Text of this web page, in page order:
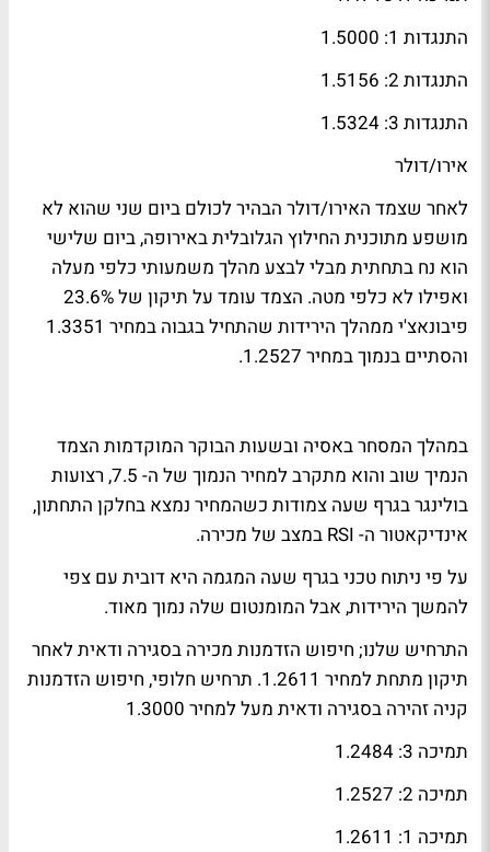
התנגדות 1: 1.5000
התנגדות 2: 1.5156
התנגדות 3: 1.5324
אירו/דולר
לאחר שצמד האירו/דולר הבהיר לכולם ביום שני שהוא לא
מושפע מתוכנית החילוץ הגלובלית באירופה, ביום שלישי
הוא נח בתחתית מבלי לבצע מהלך משמעותי כלפי מעלה
ואפילו לא כלפי מטה. הצמד עומד על תיקון של 23.6%
פיבונאצ'י ממהלך הירידות שהתחיל בגבוה במחיר 1.3351
והסתיים בנמוך במחיר 1.2527.
במהלך המסחר באסיה ובשעות הבוקר המוקדמות הצמד
הנמיך שוב והוא מתקרב למחיר הנמוך של ה- 7.5, רצועות
בולינגר בגרף שעה צמודות כשהמחיר נמצא בחלקן התחתון,
אינדיקאטור ה- RSI במצב של מכירה.
על פי ניתוח טכני בגרף שעה המגמה היא דובית עם צפי
להמשך הירידות, אבל המומנטום שלה נמוך מאוד.
התרחיש שלנו; חיפוש הזדמנות מכירה בסגירה ודאית לאחר
תיקון מתחת למחיר 1.2611. תרחיש חלופי, חיפוש הזדמנות
קניה זהירה בסגירה ודאית מעל למחיר 1.3000
תמיכה 3: 1.2484
תמיכה 2: 1.2527
תמיכה 1: 1.2611